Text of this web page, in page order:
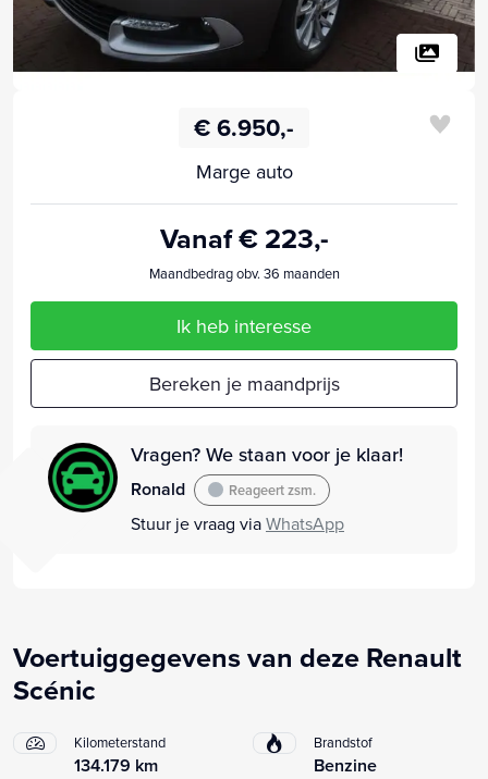
€ 6.950,-
Marge auto
Vanaf € 223,-
Maandbedrag obv. 36 maanden
Ik heb interesse
Bereken je maandprijs
Vragen? We staan voor je klaar!
Ronald Reageert zsm.
Stuur je vraag viaWhatsApp
Voertuiggegevens van deze Renault
Scénic
Kilometerstand
134.179 km
Brandstof
Benzine